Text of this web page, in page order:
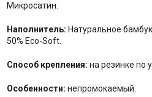
Микросатин.
Наполнитель: Натуральное
50% Eco-Soft.
Способ крепления: на резинке по
Особенности: непромокаемый.